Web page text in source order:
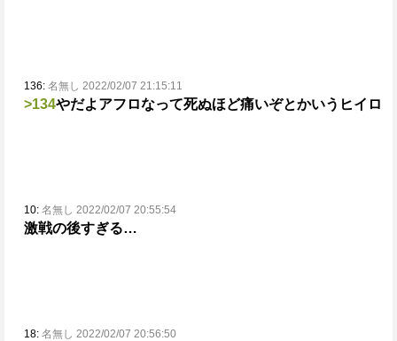
136: 名無し 2022/02/07 21:15:11
>134やだよ アフロなって死ぬほど痛いぞとかいうヒイロ
10: 名無し 2022/02/07 20:55:54
激戦の後すぎる…
18: 名無し 2022/02/07 20:56:50